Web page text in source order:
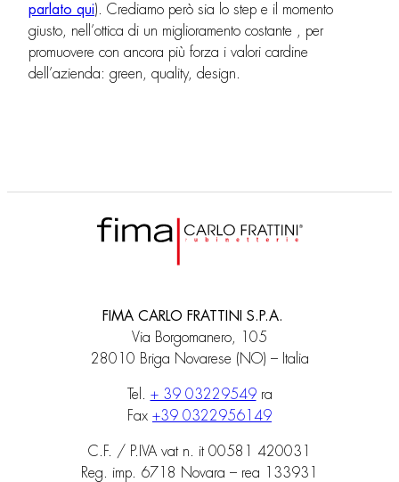
parlato qui). Crediamo però sia lo step e il momento
giusto, nell’ottica di un miglioramento costante , per
promuovere con ancora più forza i valori cardine
dell’azienda: green, quality, design.
FIMA CARLO FRATTINI S.P.A.
Via Borgomanero, 105
28010 Briga Novarese (NO) – Italia
Tel. + 39 03229549ra
Fax +39 0322956149
C.F. / P.IVA vat n. it 00581 420031
Reg. imp. 6718 Novara – rea 133931